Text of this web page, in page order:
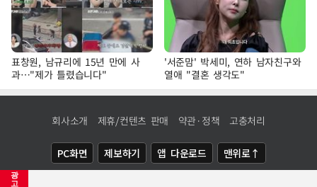
광
고
표창원, 남규리에 15년 만에 사
과…"제가 틀렸습니다"
'서준맘' 박세미, 연하 남자친구와
열애 "결혼 생각도"
회사소개 제휴/컨텐츠 판매 약관·정책 고충처리
PC화면 제보하기 앱 다운로드 맨위로↑